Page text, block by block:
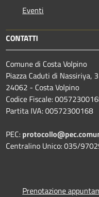
Eventi
CONTATTI
Comune di Costa Volpino
Piazza Caduti di Nassiriya,
24062 - Costa Volpino
Codice Fiscale:
Partita IVA: 00572300168
PEC:
Centralino Unico: 035/
Prenotazione